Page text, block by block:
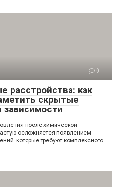
0
расстройства: как
скрытые
зависимости
после химической
осложняется появлением
которые требуют комплексного